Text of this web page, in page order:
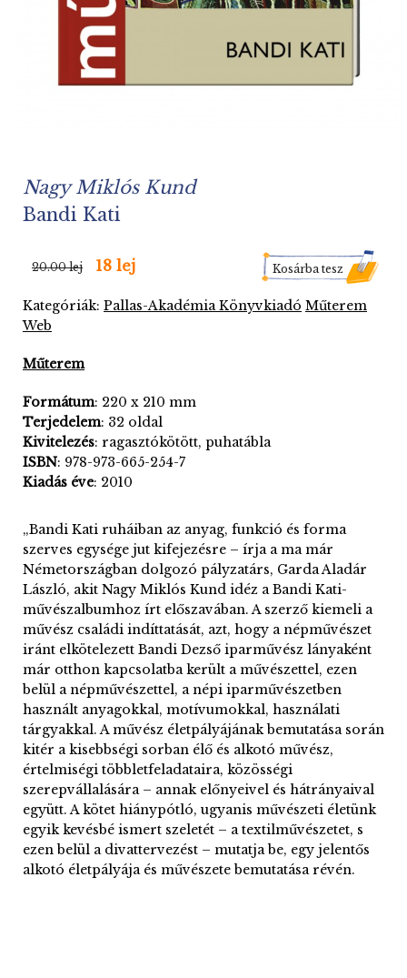
Nagy Miklós Kund
Bandi Kati
20.00 lej 18 lej Kosárba tesz
Kategóriák: Pallas-Akadémia Könyvkiadó Műterem
Web
Műterem
Formátum: 220 x 210 mm
Terjedelem: 32 oldal
Kivitelezés: ragasztókötött, puhatábla
ISBN: 978-973-665-254-7
Kiadás éve: 2010
„Bandi Kati ruháiban az anyag, funkció és forma
szerves egysége jut kifejezésre – írja a ma már
Németországban dolgozó pályzatárs, Garda Aladár
László, akit Nagy Miklós Kund idéz a Bandi Kati-
művészalbumhoz írt előszavában. A szerző kiemeli a
művész családi indíttatását, azt, hogy a népművészet
iránt elkötelezett Bandi Dezső iparművész lányaként
már otthon kapcsolatba került a művészettel, ezen
belül a népművészettel, a népi iparművészetben
használt anyagokkal, motívumokkal, használati
tárgyakkal. A művész életpályájának bemutatása során
kitér a kisebbségi sorban élő és alkotó művész,
értelmiségi többletfeladataira, közösségi
szerepvállalására – annak előnyeivel és hátrányaival
együtt. A kötet hiánypótló, ugyanis művészeti életünk
egyik kevésbé ismert szeletét – a textilművészetet, s
ezen belül a divattervezést – mutatja be, egy jelentős
alkotó életpályája és művészete bemutatása révén.